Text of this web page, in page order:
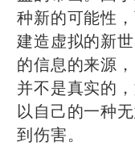
种新的可能性
建造虚拟的新
的信息的来源
并不是真实的
以自己的一种
到伤害。